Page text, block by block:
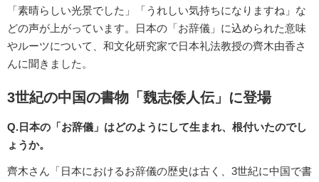
「素晴らしい光景でした」「うれしい気持ちになりますね」な
どの声が上がっています。日本の「お辞儀」に込められた意味
やルーツについて、和文化研究家で日本礼法教授の齊木由香さ
んに聞きました。
3世紀の中国の書物「魏志倭人伝」に登場
Q.日本の「お辞儀」はどのようにして生まれ、根付いたのでし
ょうか。
齊木さん「日本におけるお辞儀の歴史は古く、3世紀に中国で書